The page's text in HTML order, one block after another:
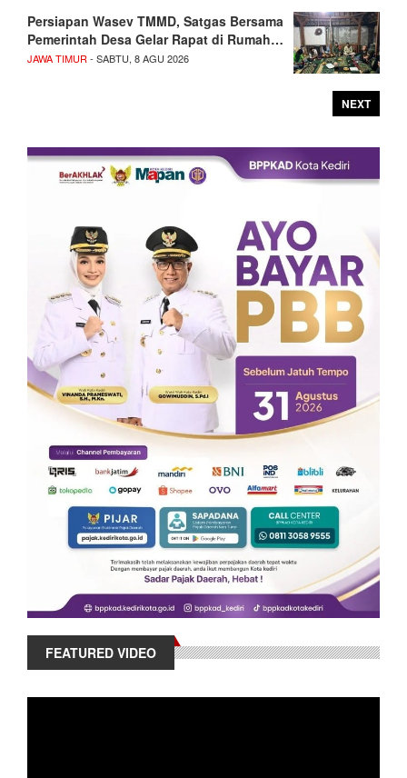
Persiapan Wasev TMMD, Satgas Bersama
Pemerintah Desa Gelar Rapat di Rumah…
JAWA TIMUR- SABTU, 8 AGU 2026
NEXT
FEATURED VIDEO